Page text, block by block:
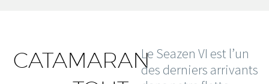
CATAMARANLe Seazen VI est l’un
des derniers arrivants